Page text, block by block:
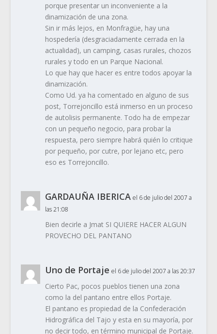
porque presentar un inconveniente a la
dinamización de una zona.
Sin ir más lejos, en Monfragüe, hay una
hospedería (desgraciadamente cerrada en la
actualidad), un camping, casas rurales, chozos
rurales y todo en un Parque Nacional.
Lo que hay que hacer es entre todos apoyar la
dinamización.
Como Ud. ya ha comentado en alguno de sus
post, Torrejoncillo está inmerso en un proceso
de autolisis permanente. Todo ha de empezar
con un pequeño negocio, para probar la
respuesta, pero siempre habrá quién lo critique
por pequeño, por cutre, por lejano etc, pero
eso es Torrejoncillo.
GARDAUÑA IBERICA el 6 de julio del 2007 a
las 21:08
Bien decirle a Jmat SI QUIERE HACER ALGUN
PROVECHO DEL PANTANO
Uno de Portaje el 6 de julio del 2007 a las 20:37
Cierto Pac, pocos pueblos tienen una zona
como la del pantano entre ellos Portaje.
El pantano es propiedad de la Confederación
Hidrográfica del Tajo y esta en su mayoría, por
no decir todo, en término municipal de Portaje.